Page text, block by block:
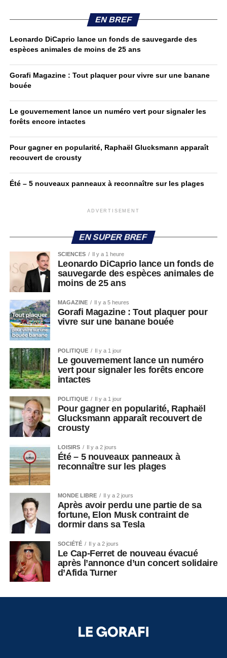
EN BREF
Leonardo DiCaprio lance un fonds de sauvegarde des
espèces animales de moins de 25 ans
Gorafi Magazine : Tout plaquer pour vivre sur une banane
bouée
Le gouvernement lance un numéro vert pour signaler les
forêts encore intactes
Pour gagner en popularité, Raphaël Glucksmann apparaît
recouvert de crousty
Été – 5 nouveaux panneaux à reconnaître sur les plages
ADVERTISEMENT
EN SUPER BREF
SCIENCES Il y a 1 heure
Leonardo DiCaprio lance un fonds de
sauvegarde des espèces animales de
moins de 25 ans
MAGAZINE Il y a 5 heures
Gorafi Magazine : Tout plaquer pour
vivre sur une banane bouée
POLITIQUE Il y a 1 jour
Le gouvernement lance un numéro
vert pour signaler les forêts encore
intactes
POLITIQUE Il y a 1 jour
Pour gagner en popularité, Raphaël
Glucksmann apparaît recouvert de
crousty
LOISIRS Il y a 2 jours
Été – 5 nouveaux panneaux à
reconnaître sur les plages
MONDE LIBRE Il y a 2 jours
Après avoir perdu une partie de sa
fortune, Elon Musk contraint de
dormir dans sa Tesla
SOCIÉTÉ Il y a 2 jours
Le Cap-Ferret de nouveau évacué
après l’annonce d’un concert solidaire
d’Afida Turner